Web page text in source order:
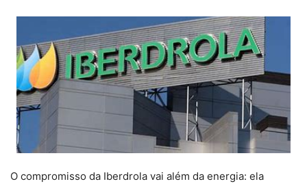
O compromisso da Iberdrola vai além da energia: ela